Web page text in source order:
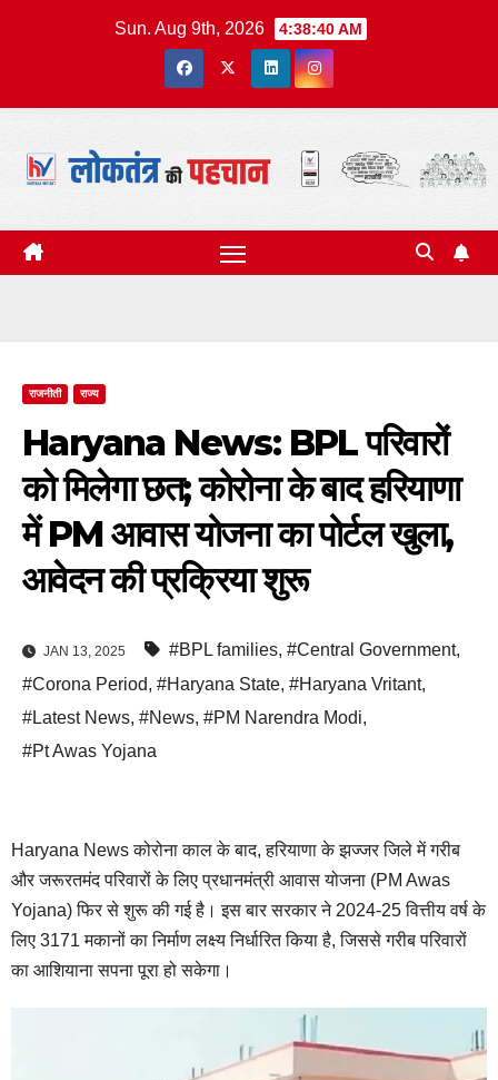
Sun. Aug 9th, 2026 4:38:40 AM
राजनीती राज्य
Haryana News: BPL परिवारों
को मिलेगा छत; कोरोना के बाद हरियाणा
में PM आवास योजना का पोर्टल खुला,
आवेदन की प्रक्रिया शुरू
JAN 13, 2025 #BPL families, #Central Government,
#Corona Period, #Haryana State, #Haryana Vritant,
#Latest News, #News, #PM Narendra Modi,
#Pt Awas Yojana
Haryana News कोरोना काल के बाद, हरियाणा के झज्जर जिले में गरीब
और जरूरतमंद परिवारों के लिए प्रधानमंत्री आवास योजना (PM Awas
Yojana) फिर से शुरू की गई है। इस बार सरकार ने 2024-25 वित्तीय वर्ष के
लिए 3171 मकानों का निर्माण लक्ष्य निर्धारित किया है, जिससे गरीब परिवारों
का आशियाना सपना पूरा हो सकेगा।